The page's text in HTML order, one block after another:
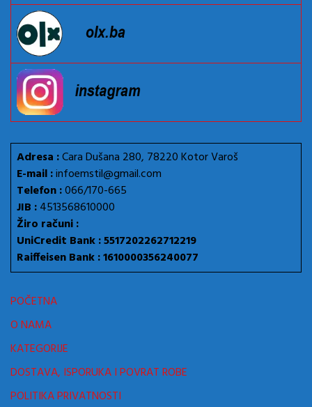
Adresa :Cara Dušana 280, 78220 Kotor Varoš
E-mail :infoemstil@gmail.com
Telefon :066/170-665
JIB :4513568610000
Žiro računi :
UniCredit Bank : 5517202262712219
Raiffeisen Bank : 1610000356240077
POČETNA
O NAMA
KATEGORIJE
DOSTAVA, ISPORUKA I POVRAT ROBE
POLITIKA PRIVATNOSTI